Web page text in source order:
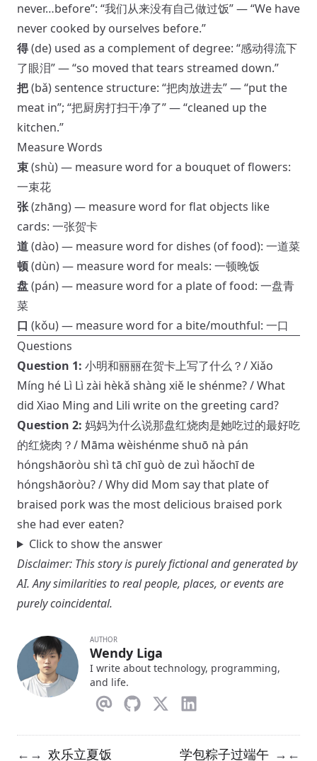
never…before”: “我们从来没有自己做过饭” — “We have
never cooked by ourselves before.”
得(de) used as a complement of degree: “感动得流下
了眼泪” — “so moved that tears streamed down.”
把(bǎ) sentence structure: “把肉放进去” — “put the
meat in”; “把厨房打扫干净了” — “cleaned up the
kitchen.”
Measure Words
束(shù) — measure word for a bouquet of flowers:
一束花
张(zhāng) — measure word for flat objects like
cards: 一张贺卡
道(dào) — measure word for dishes (of food): 一道菜
顿(dùn) — measure word for meals: 一顿晚饭
盘(pán) — measure word for a plate of food: 一盘青
菜
口 (kǒu) — measure word for a bite/mouthful: 一口
Questions
Question 1: 小明和丽丽在贺卡上写了什么？/ Xiǎo
Míng hé Lì Lì zài hèkǎ shàng xiě le shénme? / What
did Xiao Ming and Lili write on the greeting card?
Question 2: 妈妈为什么说那盘红烧肉是她吃过的最好吃
的红烧肉？/ Māma wèishénme shuō nà pán
hóngshāoròu shì tā chī guò de zuì hǎochī de
hóngshāoròu? / Why did Mom say that plate of
braised pork was the most delicious braised pork
she had ever eaten?
Click to show the answer
Disclaimer: This story is purely fictional and generated by
AI. Any similarities to real people, places, or events are
purely coincidental.
AUTHOR
Wendy Liga
I write about technology, programming,
and life.
← → 欢乐立夏饭 学包粽子过端午 → ←